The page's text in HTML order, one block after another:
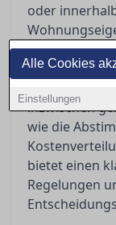
Alle Cookies
Einstellungen
oder
Karlsruhe
Fragen für
inzwischen
wie die
bietet einen
Regelungen